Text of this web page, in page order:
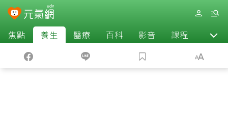
焦點 養生 醫療 百科 影音 課程 退休